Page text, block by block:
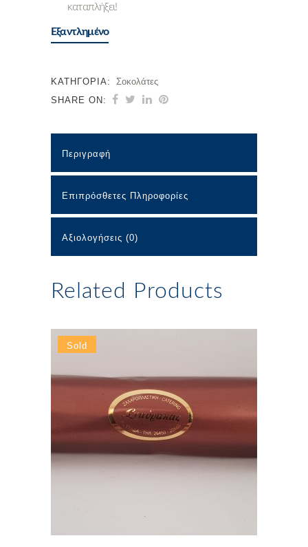
καταπλήξει!
Εξαντλημένο
ΚΑΤΗΓΟΡΊΑ:
Σοκολάτες
SHARE ON:
Περιγραφή
Επιπρόσθετες Πληροφορίες
Αξιολογήσεις (0)
Related Products